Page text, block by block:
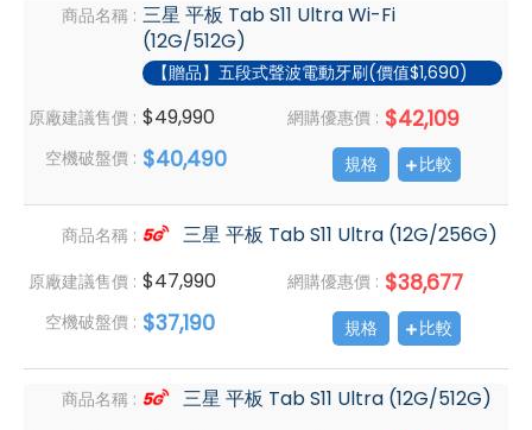
商品名稱 : 三星 平板 Tab S11 Ultra Wi-Fi
(12G/512G)
【贈品】五段式聲波電動牙刷(價值$1,690)
原廠建議售價 : $49,990 網購優惠價 : $42,109
空機破盤價 : $40,490 規格 比較
商品名稱 : 三星 平板 Tab S11 Ultra (12G/256G)
原廠建議售價 : $47,990 網購優惠價 : $38,677
空機破盤價 : $37,190 規格 比較
商品名稱 : 三星 平板 Tab S11 Ultra (12G/512G)